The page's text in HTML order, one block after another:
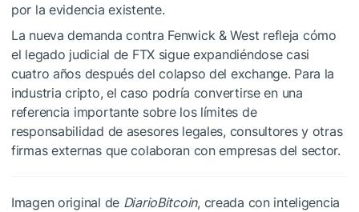
por la evidencia existente.
La nueva demanda contra Fenwick & West refleja cómo
el legado judicial de FTX sigue expandiéndose casi
cuatro años después del colapso del exchange. Para la
industria cripto, el caso podría convertirse en una
referencia importante sobre los límites de
responsabilidad de asesores legales, consultores y otras
firmas externas que colaboran con empresas del sector.
Imagen original de DiarioBitcoin, creada con inteligencia